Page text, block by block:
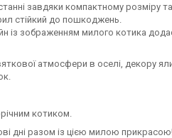
завдяки компактному розміру та
стійкий до пошкоджень.
із зображенням милого котика
атмосфери в оселі, декору
котиком.
дні разом із цією милою